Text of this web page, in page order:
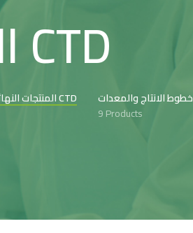
المنتجات النهائية وملفات CTD
المنتجات النهائية وملفات CTD
خطوط الانتاج والمعدات
9 Products